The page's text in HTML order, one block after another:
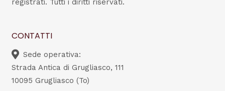
registrati. Tutti i diritti riservati.
CONTATTI
Sede operativa:
Strada Antica di Grugliasco, 111
10095 Grugliasco (To)